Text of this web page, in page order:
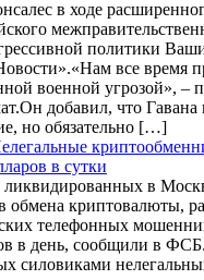
в ходе
политики
все время
военной угрозой», –
добавил, что Гавана
но обязательно […]
в сутки
ликвидированных в
обмена криптовалюты,
телефонных
в день, сообщили в
силовиками